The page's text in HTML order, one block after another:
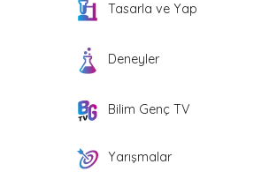
Tasarla ve Yap
Deneyler
Bilim Genç TV
Yarışmalar